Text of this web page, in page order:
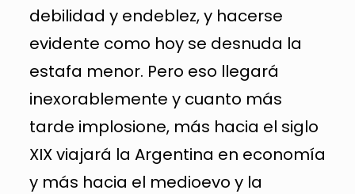
debilidad y endeblez, y hacerse
evidente como hoy se desnuda la
estafa menor. Pero eso llegará
inexorablemente y cuanto más
tarde implosione, más hacia el siglo
XIX viajará la Argentina en economía
y más hacia el medioevo y la